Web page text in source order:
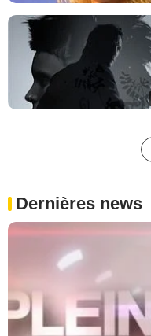
Dernières news